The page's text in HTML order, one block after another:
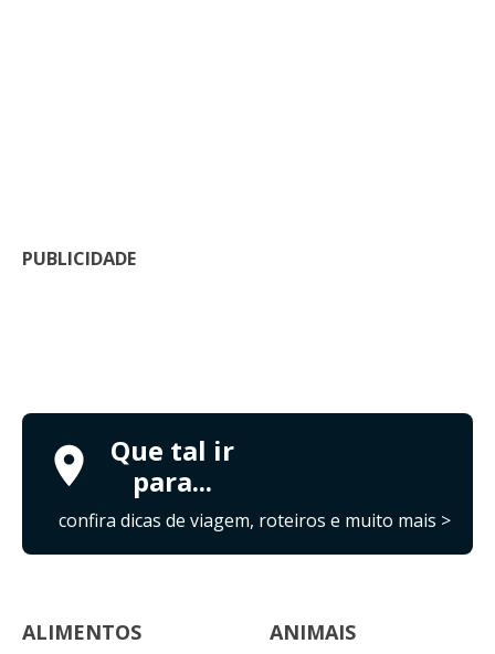
PUBLICIDADE
Que tal ir
para...
confira dicas de viagem, roteiros e muito mais >
ALIMENTOS ANIMAIS